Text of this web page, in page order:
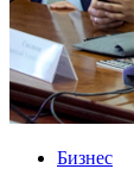
Бизнес